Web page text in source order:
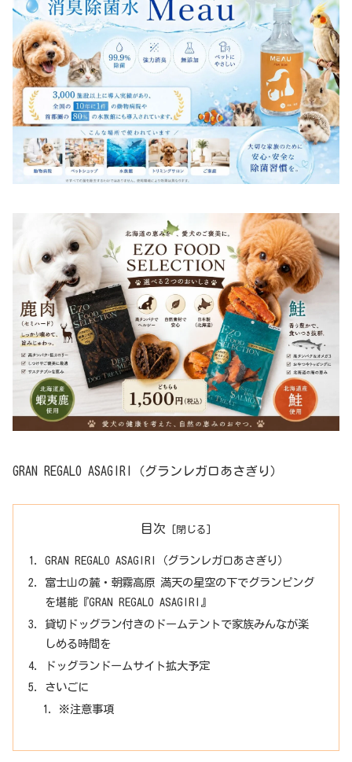
GRAN REGALO ASAGIRI（グランレガロあさぎり）
目次
GRAN REGALO ASAGIRI（グランレガロあさぎり）
富士山の麓・朝霧高原 満天の星空の下でグランピング
を堪能『GRAN REGALO ASAGIRI』
貸切ドッグラン付きのドームテントで家族みんなが楽
しめる時間を
ドッグランドームサイト拡大予定
さいごに
※注意事項